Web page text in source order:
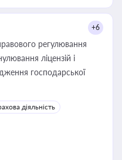
+6
регулювання
ліцензій і
господарської
діяльність